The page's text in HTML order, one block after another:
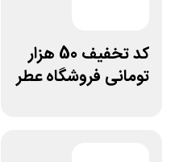
کد تخفیف 50 هزار
تومانی فروشگاه عطر